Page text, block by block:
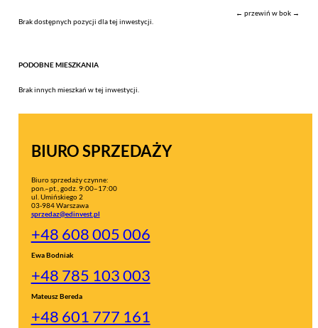
← przewiń w bok →
Brak dostępnych pozycji dla tej inwestycji.
PODOBNE MIESZKANIA
Brak innych mieszkań w tej inwestycji.
BIURO SPRZEDAŻY
Biuro sprzedaży czynne:
pon.–pt., godz. 9:00–17:00
ul. Umińskiego 2
03-984 Warszawa
sprzedaz@edinvest.pl
+48 608 005 006
Ewa Bodniak
+48 785 103 003
Mateusz Bereda
+48 601 777 161